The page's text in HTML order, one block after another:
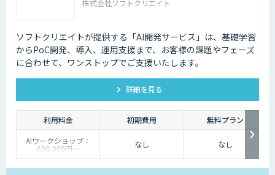
株式会社ソフトクリエイト
ソフトクリエイトが提供する「AI開発サービス」は、基礎学習
からPoC開発、導入、運用支援まで、お客様の課題やフェーズ
に合わせて、ワンストップでご支援いたします。
詳細を見る
利用料金 初期費用
無料プラン
AIワークショップ：
698,000円〜
PoC開発：4,800,000
なし なし